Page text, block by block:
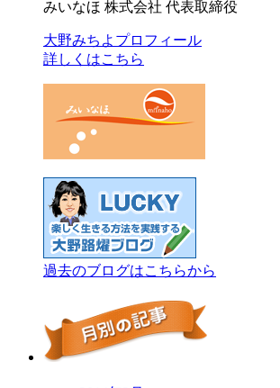
みいなほ 株式会社 代表取締役
大野みちよプロフィール
詳しくはこちら
過去のブログはこちらから